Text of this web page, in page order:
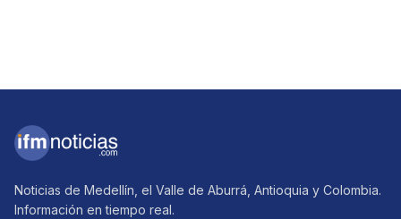
Noticias de Medellín, el Valle de Aburrá, Antioquia y Colombia.
Información en tiempo real.